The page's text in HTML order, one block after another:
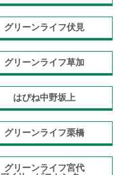
グリーンライフ伏見
グリーンライフ草加
はぴね中野坂上
グリーンライフ栗橋
グリーンライフ宮代